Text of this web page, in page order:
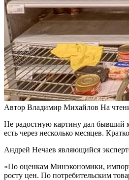
Автор Владимир Михайлов На
Не радостную картину дал бывший
есть через несколько месяцев.
Андрей Нечаев являющийся
«По оценкам Минэкономики,
росту цен. По потребительским